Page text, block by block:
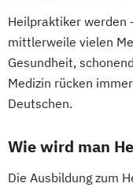
Heilpraktiker werden
mittlerweile vielen
Gesundheit,
Medizin rücken
Deutschen.
Wie wird man
Die Ausbildung zum